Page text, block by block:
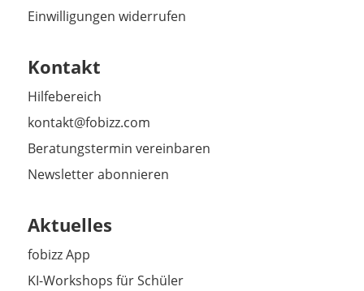
Einwilligungen widerrufen
Kontakt
Hilfebereich
kontakt@fobizz.com
Beratungstermin vereinbaren
Newsletter abonnieren
Aktuelles
fobizz App
KI-Workshops für Schüler